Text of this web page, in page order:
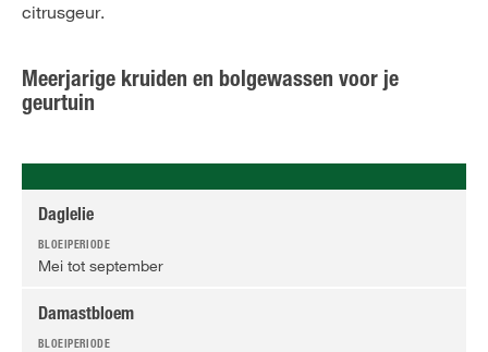
citrusgeur.
Meerjarige kruiden en bolgewassen voor je
geurtuin
Daglelie
Mei tot september
Damastbloem